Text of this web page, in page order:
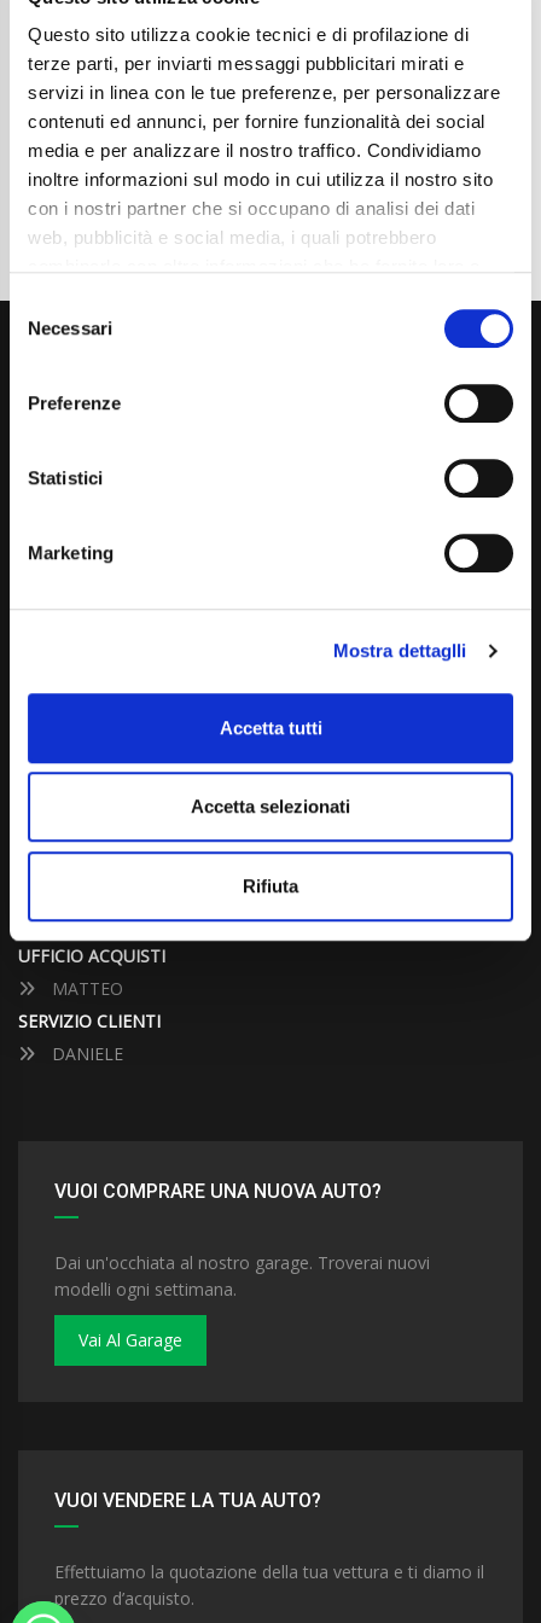
Questo sito utilizza cookie tecnici e di profilazione di
terze parti, per inviarti messaggi pubblicitari mirati e
servizi in linea con le tue preferenze, per personalizzare
contenuti ed annunci, per fornire funzionalità dei social
media e per analizzare il nostro traffico. Condividiamo
inoltre informazioni sul modo in cui utilizza il nostro sito
con i nostri partner che si occupano di analisi dei dati
web, pubblicità e social media, i quali potrebbero
mera chiusura del banner non comporta l’accettazione
tutti” o selezionando le diverse categorie di cookies
Consent
Selection
Necessari
Preferenze
Statistici
Marketing
Mostra dettaglli
Accetta tutti
Accetta selezionati
Rifiuta
Tipo Di Carburante
Elettrica/Benzina
Automatico
Normativa Euro
Euro6d-ISC-FCM
Dettaglio
Via Giuditta Pasta 2, Como (CO) 22100
UFFICIO VENDITE
ALESSANDRO
UFFICIO ACQUISTI
MATTEO
SERVIZIO CLIENTI
DANIELE
VUOI COMPRARE UNA NUOVA AUTO?
Dai un'occhiata al nostro garage. Troverai nuovi
modelli ogni settimana.
Vai Al Garage
VUOI VENDERE LA TUA AUTO?
Effettuiamo la quotazione della tua vettura e ti diamo il
prezzo d’acquisto.